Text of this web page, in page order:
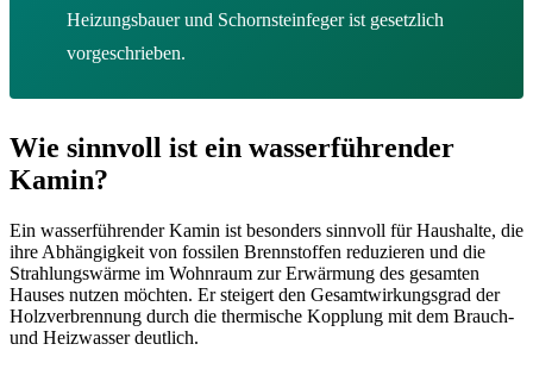
Heizungsbauer und Schornsteinfeger ist gesetzlich
vorgeschrieben.
Wie sinnvoll ist ein wasserführender
Kamin?
Ein wasserführender Kamin ist besonders sinnvoll für Haushalte, die
ihre Abhängigkeit von fossilen Brennstoffen reduzieren und die
Strahlungswärme im Wohnraum zur Erwärmung des gesamten
Hauses nutzen möchten. Er steigert den Gesamtwirkungsgrad der
Holzverbrennung durch die thermische Kopplung mit dem Brauch-
und Heizwasser deutlich.